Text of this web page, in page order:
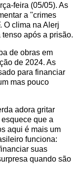
feira (05/05). As
a "crimes
O clima na Alerj
após a prisão.
de obras em
de 2024. As
para financiar
mas pouco
adora gritar
que a
aqui é mais um
funciona:
suas
quando são